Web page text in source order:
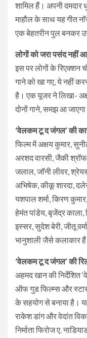
शामिल हैं। अपनी दमदार
माहौल के साथ यह गीत
एक बेहतरीन पुल बनकर
लोगों को जरा पसंद नहीं
इस पर लोगों के रिएक्शन
गाने को खा गए, ये नहीं
है। एक यूजर ने लिखा-
दोनों गाने, समझ आ
‘वेलकम टू द जंगल’ की
फिल्म में अक्षय कुमार,
अरशद वारसी, जैकी श्रॉफ,
जलाल, जॉनी लीवर,
अभिषेक, कीकू शारदा,
यशपाल शर्मा, किरण
हेमंत पांडेय, बृजेंद्र काला,
इस्सर, सुदेश बेरी, जीतू
भानुशाली जैसे कलाकार
‘वेलकम टू द जंगल’ की
अहमद खान की निर्देशित
ऑफ गुड फिल्म्स और स्टार
के सहयोग से बनाया है।
राकेश डांग और वेदांत
निर्माता फिरोज ए.